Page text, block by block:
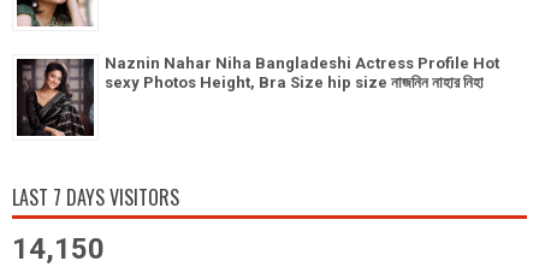
Naznin Nahar Niha Bangladeshi Actress Profile Hot
sexy Photos Height, Bra Size hip size নাজনিন নাহার নিহা
LAST 7 DAYS VISITORS
14,150